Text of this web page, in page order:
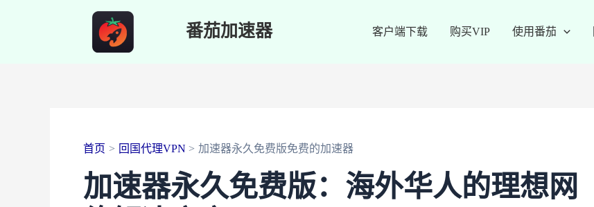
番茄加速器 客户端下载 购买VIP 使用番茄
首页 回国代理VPN 加速器永久免费版免费的加速器
加速器永久免费版：海外华人的理想网